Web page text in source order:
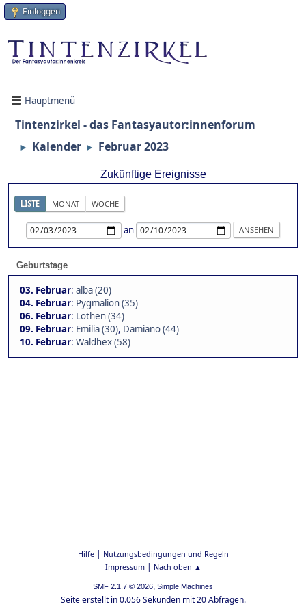
Einloggen
Hauptmenü
Tintenzirkel - das Fantasyautor:innenforum
► Kalender ► Februar 2023
Zukünftige Ereignisse
LISTE MONAT WOCHE
an
Geburtstage
03. Februar: alba (20)
04. Februar: Pygmalion (35)
06. Februar: Lothen (34)
09. Februar: Emilia (30), Damiano (44)
10. Februar: Waldhex (58)
Hilfe| Nutzungsbedingungen und Regeln
Impressum| Nach oben ▲
SMF 2.1.7 © 2026, Simple Machines
Seite erstellt in 0.056 Sekunden mit 20 Abfragen.